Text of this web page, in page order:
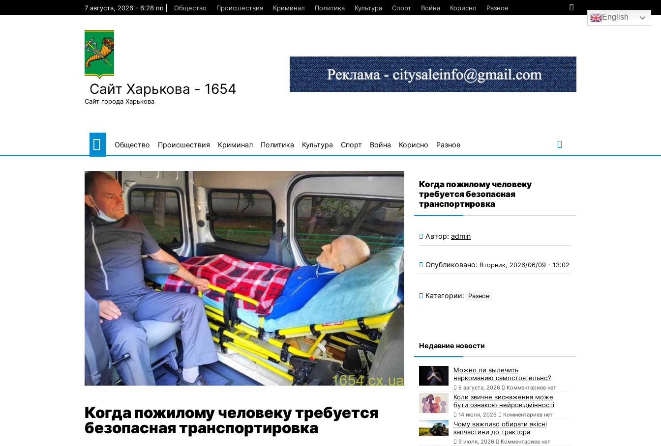
7 августа, 2026 - 6:28 пп Общество Происшествия Криминал Политика Культура Спорт Война Корисно Разное
Сайт Харькова - 1654
Сайт города Харькова
Общество Происшествия Криминал Политика Культура Спорт Война Корисно Разное
Когда пожилому человеку требуется
безопасная транспортировка
Когда пожилому человеку
требуется безопасная
транспортировка
Автор: admin
Опубликовано: Вторник, 2026/06/09 - 13:02
Категории: Разное
Недавние новости
Можно ли вылечить
наркоманию самостоятельно?
6 августа, 2026 Комментариев нет
Коли звичне виснаження може
бути ознакою нейровідмінності
14 июля, 2026 Комментариев нет
Чому важливо обирати якісні
запчастини до трактора
9 июля, 2026 Комментариев нет
English